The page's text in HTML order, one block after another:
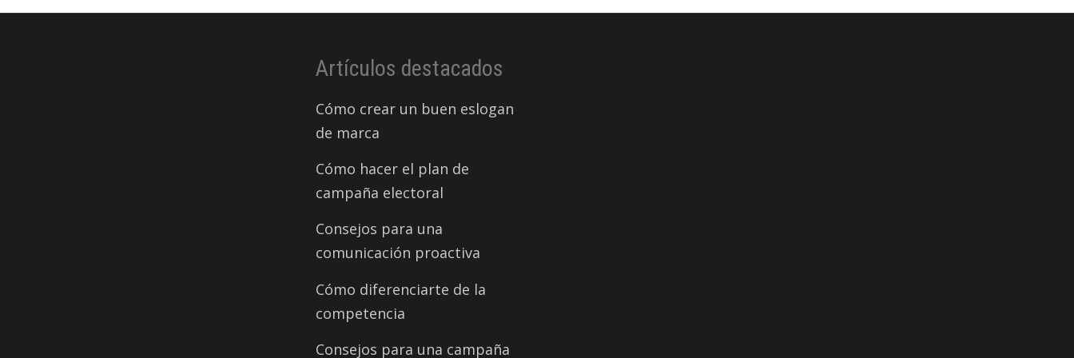
Artículos destacados
Cómo crear un buen eslogan
de marca
Cómo hacer el plan de
campaña electoral
Consejos para una
comunicación proactiva
Cómo diferenciarte de la
competencia
Consejos para una campaña